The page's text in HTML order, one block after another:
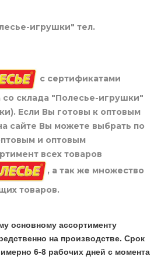
игрушки" тел.
с сертификатами
со склада "Полесье-игрушки"
Если Вы готовы к оптовым
сайте Вы можете выбрать по
и оптовым
всех товаров
, а так же множество
товаров.
основному ассортименту
на производстве. Срок
6-8 рабочих дней с момента